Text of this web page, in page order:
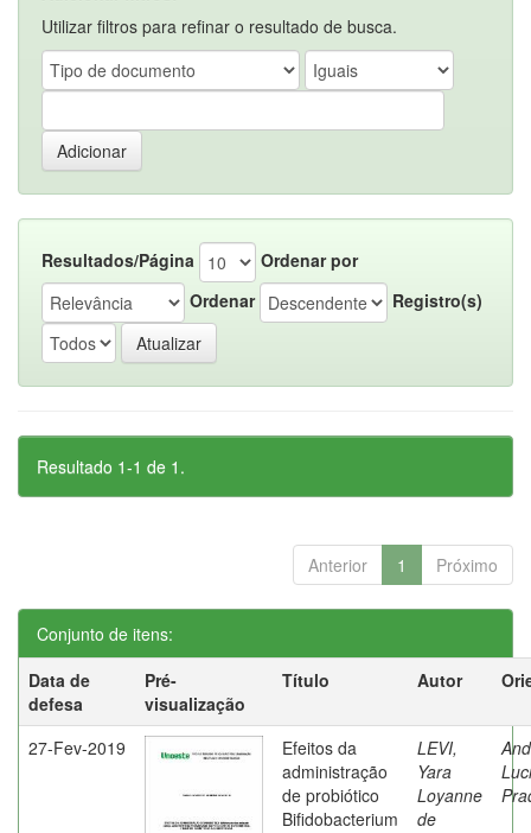
Utilizar filtros para refinar o resultado de busca.
Resultados/Página
Ordenar por
Ordenar
Registro(s)
Resultado 1-1 de 1.
Anterior 1 Próximo
Conjunto de itens:
Data de
defesa
Pré-
visualização
Título Autor
27-Fev-2019
Efeitos da
administração
de probiótico
Bifidobacterium
LEVI,
Yara
Loyanne
de